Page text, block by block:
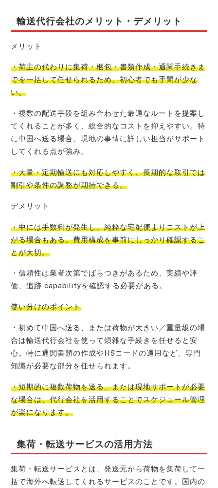
輸送代行会社のメリット・デメリット
メリット
・荷主の代わりに集荷・梱包・書類作成・通関手続きま
でを一括して任せられるため、初心者でも手間が少な
い。
・複数の配送手段を組み合わせた最適なルートを提案し
てくれることが多く、総合的なコストを抑えやすい。特
に中国へ送る場合、現地の事情に詳しい担当がサポート
してくれる点が強み。
・大量・定期輸送にも対応しやすく、長期的な取引では
割引や条件の調整が期待できる。
デメリット
・中には手数料が発生し、純粋な宅配便よりコストが上
がる場合もある。費用構成を事前にしっかり確認するこ
とが大切。
・信頼性は業者次第でばらつきがあるため、実績や評
価、追跡 capabilityを確認する必要がある。
使い分けのポイント
・初めて中国へ送る、または荷物が大きい／重量級の場
合は輸送代行会社を使って煩雑な手続きを任せると安
心。特に通関書類の作成やHSコードの適用など、専門
知識が必要な部分を任せられます。
・短期的に複数荷物を送る、または現地サポートが必要
な場合は、代行会社を活用することでスケジュール管理
が楽になります。
集荷・転送サービスの活用方法
集荷・転送サービスとは、発送元から荷物を集荷して一
括で海外へ転送してくれるサービスのことです。国内の